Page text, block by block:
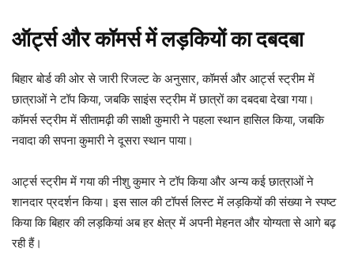
ऑर्ट्स और कॉमर्स में लड़कियों का दबदबा
बिहार बोर्ड की ओर से जारी रिजल्ट के अनुसार, कॉमर्स और आर्ट्स स्ट्रीम में
छात्राओं ने टॉप किया, जबकि साइंस स्ट्रीम में छात्रों का दबदबा देखा गया।
कॉमर्स स्ट्रीम में सीतामढ़ी की साक्षी कुमारी ने पहला स्थान हासिल किया, जबकि
नवादा की सपना कुमारी ने दूसरा स्थान पाया।
आर्ट्स स्ट्रीम में गया की नीशु कुमार ने टॉप किया और अन्य कई छात्राओं ने
शानदार प्रदर्शन किया। इस साल की टॉपर्स लिस्ट में लड़कियों की संख्या ने स्पष्ट
किया कि बिहार की लड़कियां अब हर क्षेत्र में अपनी मेहनत और योग्यता से आगे बढ़
रही हैं।